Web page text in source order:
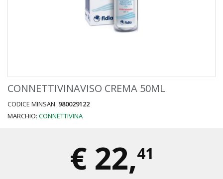
CONNETTIVINAVISO CREMA 50ML
CODICE MINSAN: 980029122
MARCHIO: CONNETTIVINA
€ 22,41